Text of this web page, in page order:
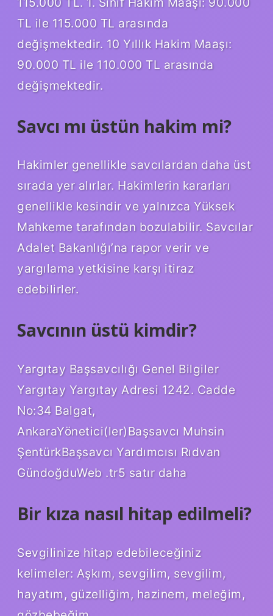
TL ile 115.000 TL arasında
değişmektedir. 10 Yıllık Hakim Maaşı:
90.000 TL ile 110.000 TL arasında
değişmektedir.
Savcı mı üstün hakim mi?
Hakimler genellikle savcılardan daha üst
sırada yer alırlar. Hakimlerin kararları
genellikle kesindir ve yalnızca Yüksek
Mahkeme tarafından bozulabilir. Savcılar
Adalet Bakanlığı’na rapor verir ve
yargılama yetkisine karşı itiraz
edebilirler.
Savcının üstü kimdir?
Yargıtay Başsavcılığı Genel Bilgiler
Yargıtay Yargıtay Adresi 1242. Cadde
No:34 Balgat,
AnkaraYönetici(ler)Başsavcı Muhsin
ŞentürkBaşsavcı Yardımcısı Rıdvan
GündoğduWeb .tr5 satır daha
Bir kıza nasıl hitap edilmeli?
Sevgilinize hitap edebileceğiniz
kelimeler: Aşkım, sevgilim, sevgilim,
hayatım, güzelliğim, hazinem, meleğim,